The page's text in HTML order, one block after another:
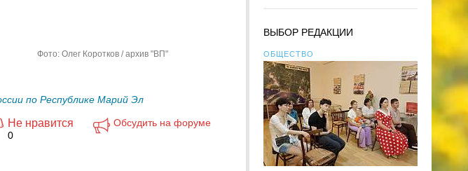
Фото: Олег Коротков / архив "ВП"
по Республике Марий Эл
Не нравится
0
Обсудить на форуме
ВЫБОР РЕДАКЦИИ
ОБЩЕСТВО